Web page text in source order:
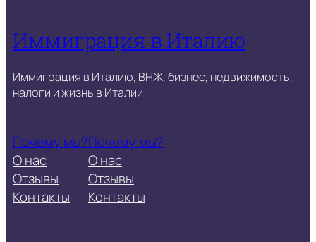
Иммиграция в Италию
Иммиграция в Италию, ВНЖ, бизнес, недвижимость,
налоги и жизнь в Италии
Почему мы?
О нас
Отзывы
Контакты
Почему мы?
О нас
Отзывы
Контакты